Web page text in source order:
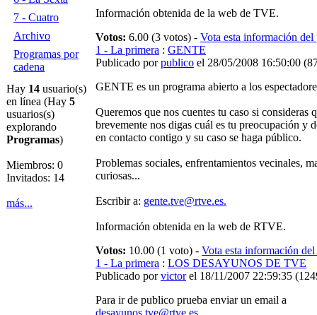
7 - Cuatro
Archivo
Programas por
cadena
Hay 14 usuario(s)
en línea (Hay 5
usuarios(s)
explorando
Programas)
Miembros: 0
Invitados: 14
más...
Información obtenida de la web de TVE.
Votos: 6.00 (3 votos) - Vota esta información del
1 - La primera : GENTE
Publicado porpublico el 28/05/2008 16:50:00 (
GENTE es un programa abierto a los
Queremos que nos cuentes tu caso si consideras
brevemente nos digas cuál es tu preocupación y
en contacto contigo y su caso se haga público.
Problemas sociales, enfrentamientos vecinales,
curiosas...
Escribir a: gente.tve@rtve.es.
Información obtenida en la web de RTVE.
Votos: 10.00 (1 voto) - Vota esta información
1 - La primera : LOS DESAYUNOS DE TVE
Publicado porvictor el 18/11/2007 22:59:35 (
Para ir de publico prueba enviar un email a
desayunos.tve@rtve.es.